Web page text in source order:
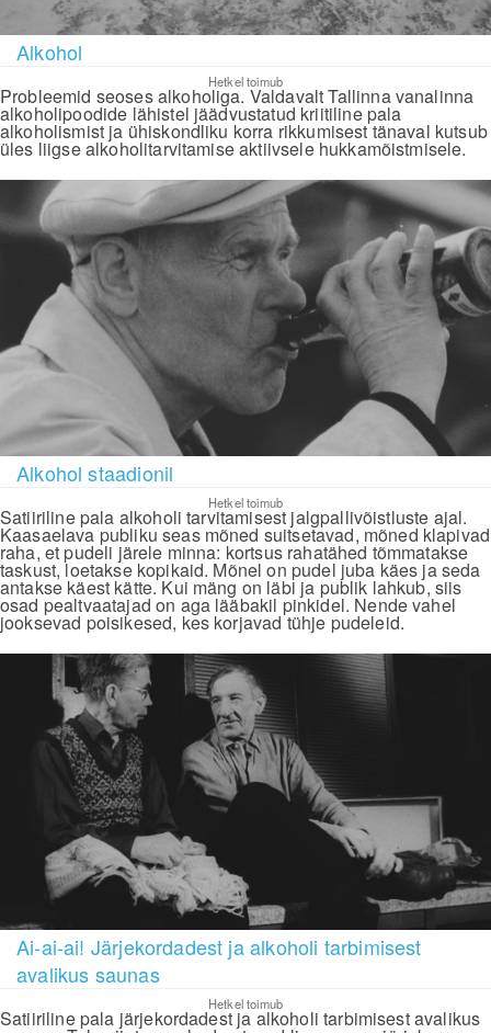
Alkohol
Hetkel toimub
Probleemid seoses alkoholiga. Valdavalt Tallinna vanalinna
alkoholipoodide lähistel jäädvustatud kriitiline pala
alkoholismist ja ühiskondliku korra rikkumisest tänaval kutsub
üles liigse alkoholitarvitamise aktiivsele hukkamõistmisele.
Alkohol staadionil
Hetkel toimub
Satiiriline pala alkoholi tarvitamisest jalgpallivõistluste ajal.
Kaasaelava publiku seas mõned suitsetavad, mõned klapivad
raha, et pudeli järele minna: kortsus rahatähed tõmmatakse
taskust, loetakse kopikaid. Mõnel on pudel juba käes ja seda
antakse käest kätte. Kui mäng on läbi ja publik lahkub, siis
osad pealtvaatajad on aga lääbakil pinkidel. Nende vahel
jooksevad poisikesed, kes korjavad tühje pudeleid.
Ai-ai-ai! Järjekordadest ja alkoholi tarbimisest
avalikus saunas
Hetkel toimub
Satiiriline pala järjekordadest ja alkoholi tarbimisest avalikus